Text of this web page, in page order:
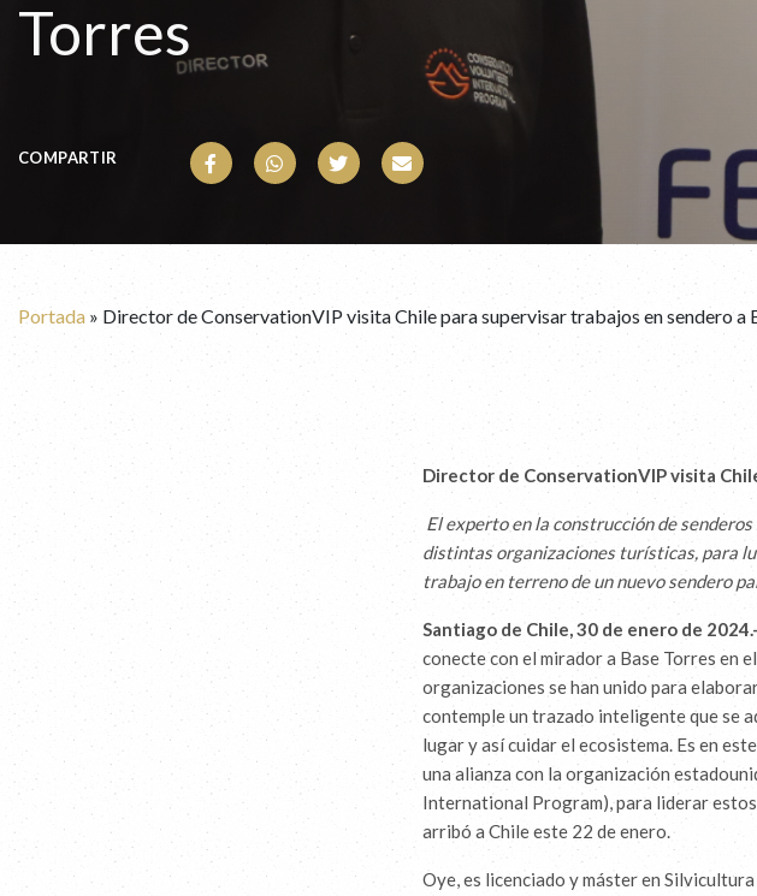
Torres
COMPARTIR
Portada » Director de ConservationVIP visita Chile para supervisar trabajos en sendero a
Director de ConservationVIP visita
El experto en la construcción de
distintas organizaciones turísticas, para
trabajo en terreno de un nuevo sendero
Santiago de Chile, 30 de enero de 2024.-
conecte con el mirador a Base Torres en
organizaciones se han unido para
contemple un trazado inteligente que se
lugar y así cuidar el ecosistema. Es en
una alianza con la organización
International Program), para liderar
arribó a Chile este 22 de enero.
Oye, es licenciado y máster en